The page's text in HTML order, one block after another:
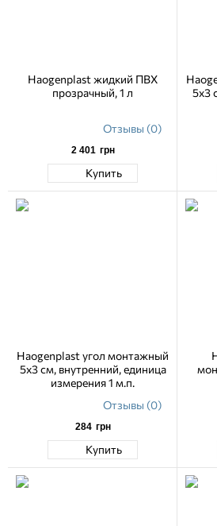
Haogenplast жидкий ПВХ
прозрачный, 1 л
Отзывы (0)
2 401 грн
Купить
5х3
Haogenplast угол монтажный
5х3 см, внутренний, единица
измерения 1 м.п.
Отзывы (0)
284 грн
Купить